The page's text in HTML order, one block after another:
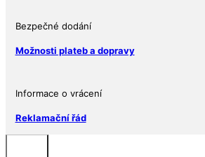
Kanada
množství
Bezpečné dodání
Možnosti plateb a dopravy
Informace o vrácení
Reklamační řád